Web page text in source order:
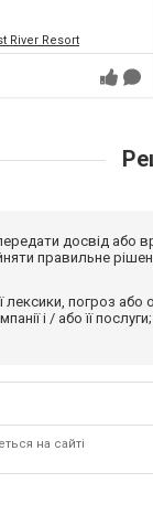
River Resort
досвід
правильне
погроз
і / або її
на сайті